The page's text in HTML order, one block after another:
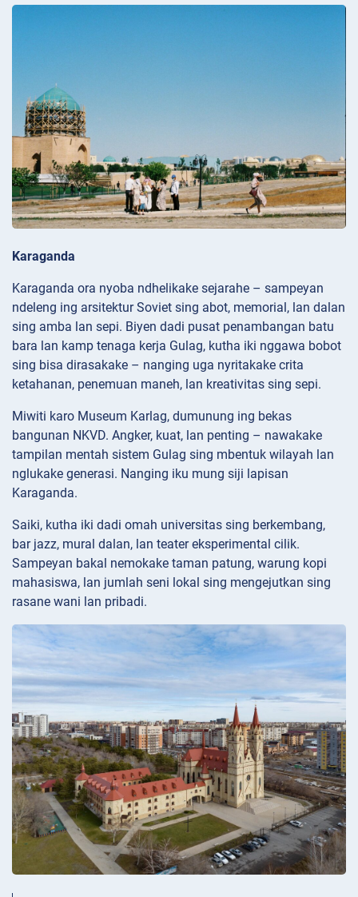
Karaganda
Karaganda ora nyoba ndhelikake sejarahe – sampeyan
ndeleng ing arsitektur Soviet sing abot, memorial, lan dalan
sing amba lan sepi. Biyen dadi pusat penambangan batu
bara lan kamp tenaga kerja Gulag, kutha iki nggawa bobot
sing bisa dirasakake – nanging uga nyritakake crita
ketahanan, penemuan maneh, lan kreativitas sing sepi.
Miwiti karo Museum Karlag, dumunung ing bekas
bangunan NKVD. Angker, kuat, lan penting – nawakake
tampilan mentah sistem Gulag sing mbentuk wilayah lan
nglukake generasi. Nanging iku mung siji lapisan
Karaganda.
Saiki, kutha iki dadi omah universitas sing berkembang,
bar jazz, mural dalan, lan teater eksperimental cilik.
Sampeyan bakal nemokake taman patung, warung kopi
mahasiswa, lan jumlah seni lokal sing mengejutkan sing
rasane wani lan pribadi.